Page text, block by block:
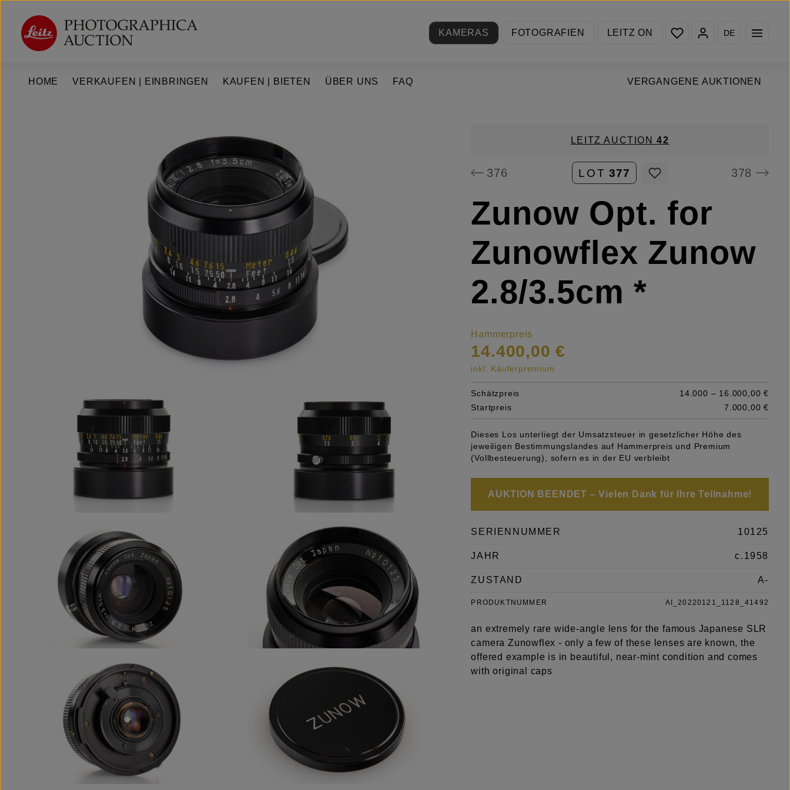
Hauptinhalt springen
Zur Hauptnavigation springen
KAMERAS
FOTOGRAFIEN LEITZ ON
Du hast 0 Produkte auf
DE
HOME VERGANGENE AUKTIONEN
VERKAUFEN | EINBRINGEN KAUFEN | BIETEN ÜBER UNS FAQ
LEITZ AUCTION42
376 LOT 377 378
Zunow Opt. for
Zunowflex Zunow
2.8/3.5cm *
Hammerpreis
14.400,00 €
inkl. Käuferpremium
Schätzpreis
14.000 – 16.000,00 €
Startpreis
7.000,00 €
Dieses Los unterliegt der Umsatzsteuer in gesetzlicher Höhe des
jeweiligen Bestimmungslandes auf Hammerpreis und Premium
(Vollbesteuerung), sofern es in der EU verbleibt
AUKTION BEENDET – Vielen Dank für Ihre Teilnahme!
SERIENNUMMER 10125
JAHR c.1958
ZUSTAND A-
PRODUKTNUMMER AI_20220121_1128_41492
an extremely rare wide-angle lens for the famous Japanese SLR
camera Zunowflex - only a few of these lenses are known, the
offered example is in beautiful, near-mint condition and comes
with original caps